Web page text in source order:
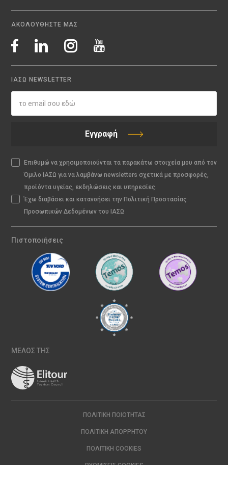
ΑΚΟΛΟΥΘΗΣΤΕ ΜΑΣ
ΙΑΣΩ NEWSLETTER
Εγγραφή
Επιθυμώ να χρησιμοποιούνται τα παρακάτω στοιχεία μου από τον
Όμιλο ΙΑΣΩ για να λαμβάνω newsletters σχετικά με προσφορές,
προϊόντα υγείας, εκδηλώσεις και υπηρεσίες.
Έχω διαβάσει και κατανοήσει την Πολιτική Προστασίας
Προσωπικών Δεδομένων του ΙΑΣΩ
Πιστοποιήσεις
ΜΕΛΟΣ ΤΗΣ
ΠΟΛΙΤΙΚΉ ΠΟΙΌΤΗΤΑΣ
ΠΟΛΙΤΙΚΉ ΑΠΟΡΡΉΤΟΥ
ΠΟΛΙΤΙΚΉ COOKIES
ΡΥΘΜΊΣΕΙΣ COOKIES